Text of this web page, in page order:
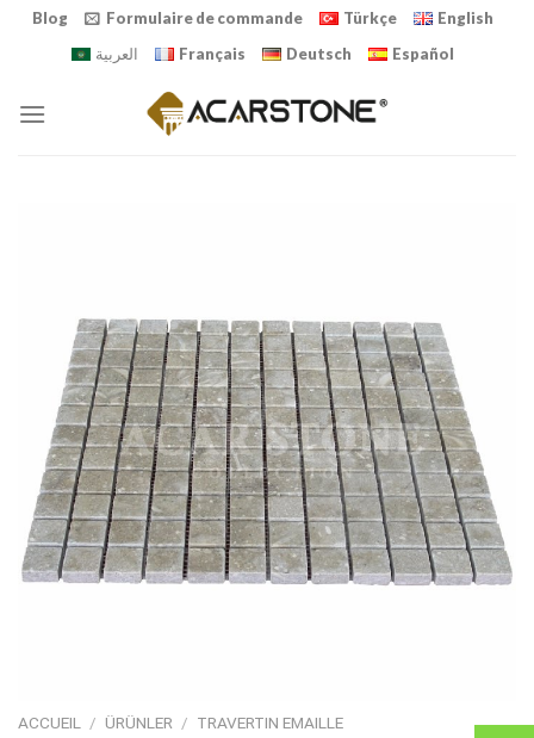
SkipBlog Formulaire de commande Türkçe
English
العربية
Français Deutsch Español
ACCUEIL / ÜRÜNLER / TRAVERTIN EMAILLE